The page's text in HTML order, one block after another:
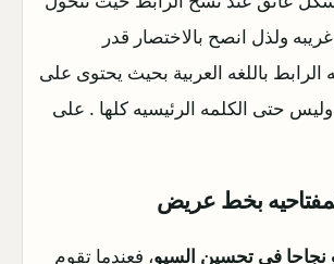
ولذل انصح بالاختصار قدر
باللغه العربية بحيث يحتوى على
حتى الكلمه الرئيسيه كلها . على
بخط عريض
نجاحا فى تحسين السيو، فعندما تقوم